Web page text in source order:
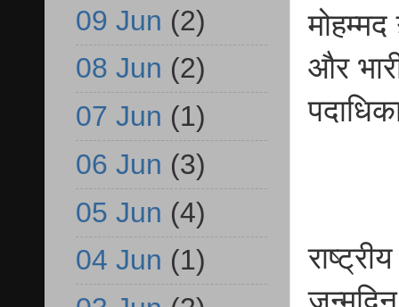
और
09 Jun (2)
08 Jun (2)
07 Jun (1)
06 Jun (3)
05 Jun (4)
04 Jun (1)